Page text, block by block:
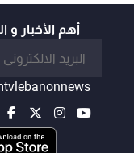
أهم الأخبار و